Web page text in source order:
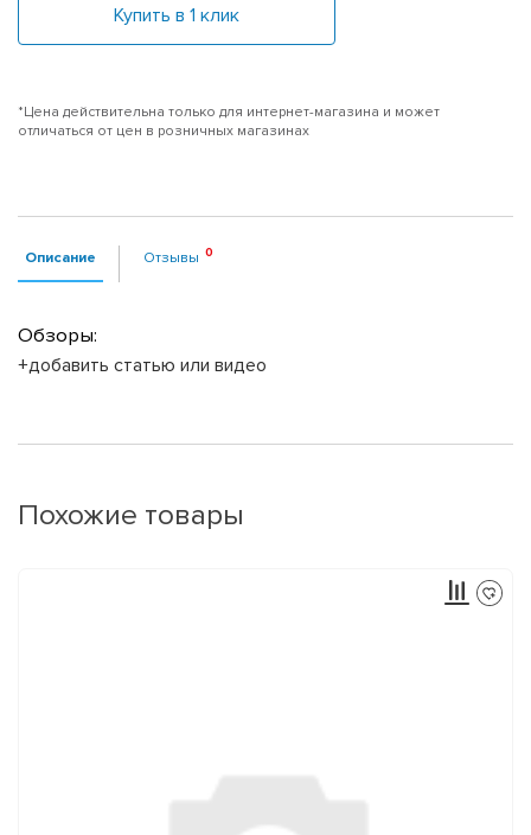
Купить в 1 клик
*Цена действительна только для интернет-магазина и может
отличаться от цен в розничных магазинах
Описание Отзывы
Обзоры:
+добавить статью или видео
Похожие товары